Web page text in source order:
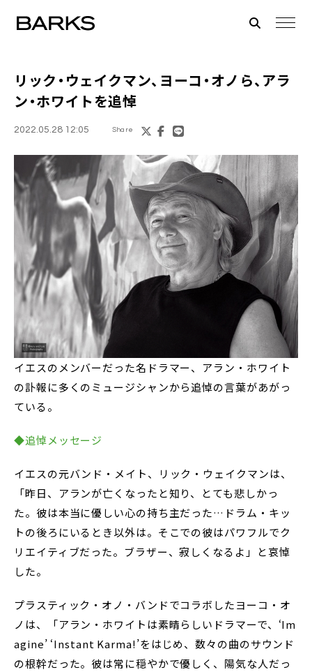
リック・ウェイクマン、ヨーコ・オノら、 アラ
ン・ホワイトを追悼
2022.05.28 12:05 Share
イエスのメンバーだった名ドラマー、アラン・ホワイト
の訃報に多くのミュージシャンから追悼の言葉があがっ
ている。
◆追悼メッセージ
イエスの元バンド・メイト、リック・ウェイクマンは、
「昨日、アランが亡くなったと知り、とても悲しかっ
た。彼は本当に優しい心の持ち主だった…ドラム・キッ
トの後ろにいるとき以外は。そこでの彼はパワフルでク
リエイティブだった。ブラザー、寂しくなるよ」と哀悼
した。
プラスティック・オノ・バンドでコラボしたヨーコ・オ
ノは、「アラン・ホワイトは素晴らしいドラマーで、‘Im
agine’ ‘Instant Karma!’をはじめ、数々の曲のサウンド
の根幹だった。彼は常に穏やかで優しく、陽気な人だっ